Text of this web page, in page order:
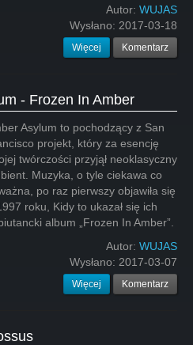
Autor: WUJAS
Wysłano: 2017-03-18
Więcej Komentarz
- Frozen In Amber
Asylum to pochodzący z San
projekt, który za esencję
twórczości przyjął neoklasyczny
Muzyka, o tyle ciekawa co
po raz pierwszy objawiła się
roku, Kidy to ukazał się ich
album „Frozen In Amber”.
Autor: WUJAS
Wysłano: 2017-03-07
Więcej Komentarz